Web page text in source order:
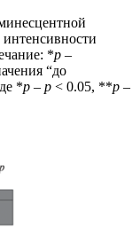
*р –
“до
*р – p < 0.05, **р –